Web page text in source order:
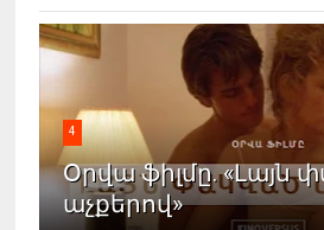
4
Օրվա ֆիլմը. «Լայն
աչքերով»